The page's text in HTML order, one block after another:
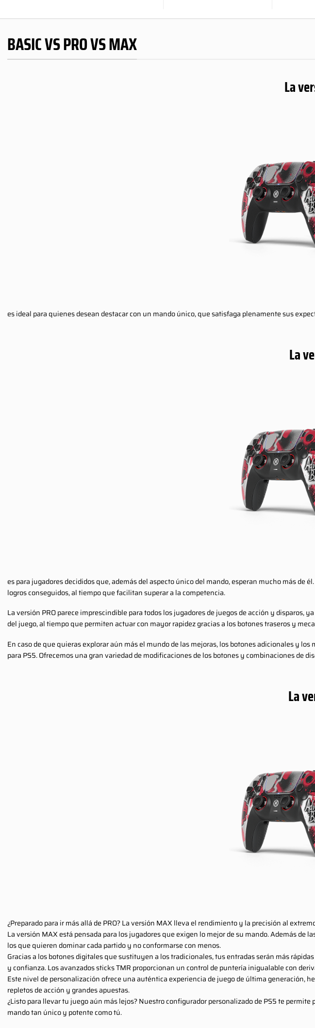
BASIC VS PRO VS MAX
La
es ideal para quienes desean destacar con un mando único, que satisfaga plenamente sus
La
es para jugadores decididos que, además del aspecto único del mando, esperan mucho más
logros conseguidos, al tiempo que facilitan superar a la competencia.
La versión PRO parece imprescindible para todos los jugadores de juegos de acción y
del juego, al tiempo que permiten actuar con mayor rapidez gracias a los botones traseros y
En caso de que quieras explorar aún más el mundo de las mejoras, los botones adicionales y
para PS5. Ofrecemos una gran variedad de modificaciones de los botones y combinaciones de
La
¿Preparado para ir más allá de PRO? La versión MAX lleva el rendimiento y la precisión al
La versión MAX está pensada para los jugadores que exigen lo mejor de su mando. Además
los que quieren dominar cada partido y no conformarse con menos.
Gracias a los botones digitales que sustituyen a los tradicionales, tus entradas serán más
y confianza. Los avanzados sticks TMR proporcionan un control de puntería inigualable con
Este nivel de personalización ofrece una auténtica experiencia de juego de última generación,
repletos de acción y grandes apuestas.
¿Listo para llevar tu juego aún más lejos? Nuestro configurador personalizado de PS5 te
mando tan único y potente como tú.